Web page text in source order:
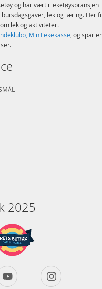
og har vært i leketøysbransjen
lek og læring. Her
om lek og aktiviteter.
Min Lekekasse, og spar
2025